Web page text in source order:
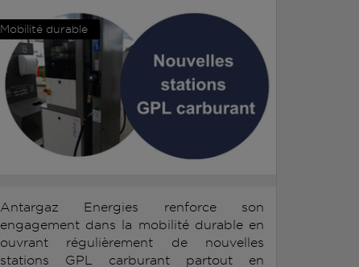
Mobilité durable
Antargaz Energies renforce son
engagement dans la mobilité durable en
ouvrant régulièrement de nouvelles
stations GPL carburant partout en